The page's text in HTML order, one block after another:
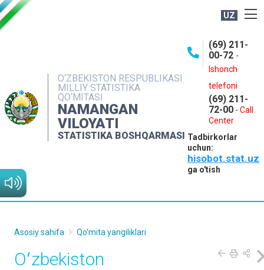
UZ
O‘ZBEKISTON RESPUBLIKASI
MILLIY STATISTIKA
QO‘MITASI
NAMANGAN
VILOYATI
STATISTIKA BOSHQARMASI
(69) 211-
00-72 -
Ishonch
telefoni
(69) 211-
72-00 - Call
Center
Tadbirkorlar
uchun:
hisobot.stat.uz
ga o'tish
NASHRLAR
INTERAKTIV XIZMATLAR
MATBUOT XIZMATI
MUROJAATLAR
Asosiy sahifa Qo'mita yangiliklari
Oʻzbekiston